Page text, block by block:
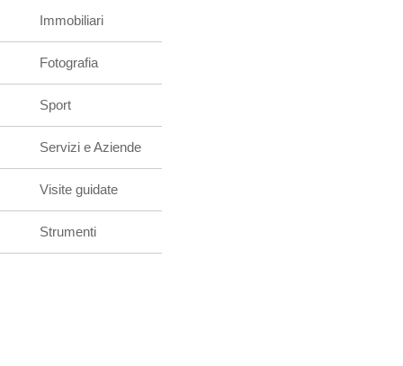
Immobiliari
Fotografia
Sport
Servizi e Aziende
Visite guidate
Strumenti